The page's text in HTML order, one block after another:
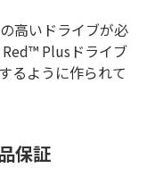
高いドライブが必
Plusドライブ
るように作られて
保証